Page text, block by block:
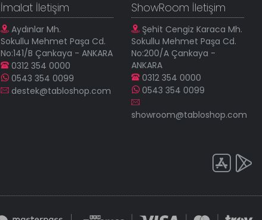
İmalat İletişim
Aydınlar Mh.
Sokullu Mehmet Paşa Cd.
No:141/B Çankaya - ANKARA
0312 354 0000
0543 354 0099
destek@tabloshop.com
ShowRoom İletişim
Şehit Cengiz Karaca Mh.
Sokullu Mehmet Paşa Cd.
No:200/A Çankaya -
ANKARA
0312 354 0000
0543 354 0099
showroom@tabloshop.com